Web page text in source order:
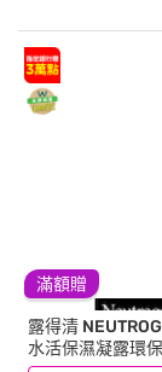
滿額贈
露得清
水活保濕凝露環